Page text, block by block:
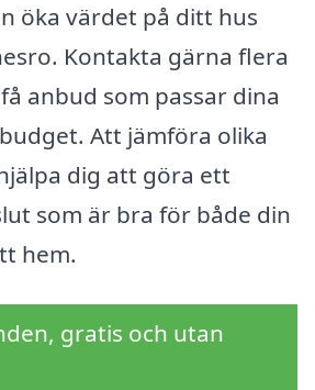
öka värdet på ditt hus
Kontakta gärna flera
anbud som passar dina
Att jämföra olika
dig att göra ett
som är bra för både din
hem.
gratis och utan